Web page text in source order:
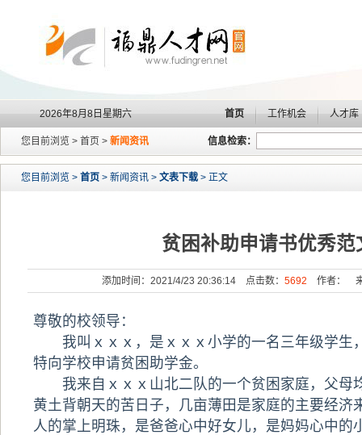
2026年8月8日星期六 首页 工作机会 人才库
您目前浏览 > 首页 > 新闻资讯 信息检索：
您目前浏览 > 首页 > 新闻资讯 > 文表下载 > 正文
贫困补助申请书优秀范
添加时间：2021/4/23 20:36:14 点击数：5692 作者： 来
尊敬的校领导：
我叫ｘｘｘ，是ｘｘｘ小学的一名三年级学生
特向学校申请贫困助学金。
我来自ｘｘｘ山北二队的一个贫困家庭，父母
黄土背朝天的苦日子，几亩薄田是家庭的主要经济
人的掌上明珠，是爸爸心中好女儿，是妈妈心中的